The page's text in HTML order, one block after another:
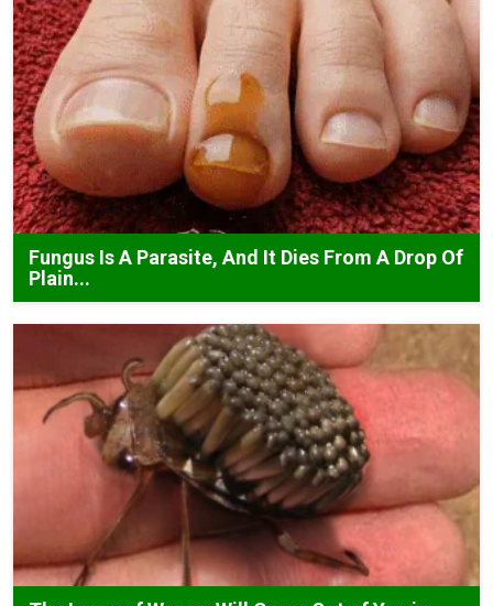
Fungus Is A Parasite, And It Dies From A Drop Of
Plain...